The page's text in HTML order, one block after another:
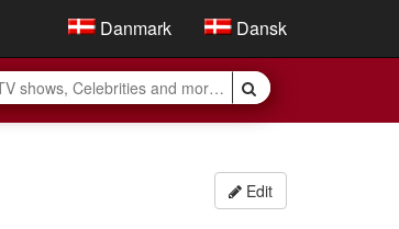
Danmark Dansk
Edit